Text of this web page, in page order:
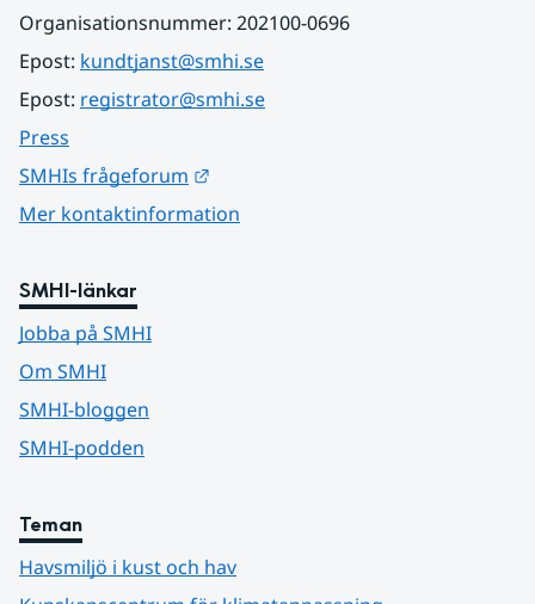
Organisationsnummer: 202100-0696
Epost: kundtjanst@smhi.se
Epost: registrator@smhi.se
Press
SMHIs frågeforum
Mer kontaktinformation
SMHI-länkar
Jobba på SMHI
Om SMHI
SMHI-bloggen
SMHI-podden
Teman
Havsmiljö i kust och hav